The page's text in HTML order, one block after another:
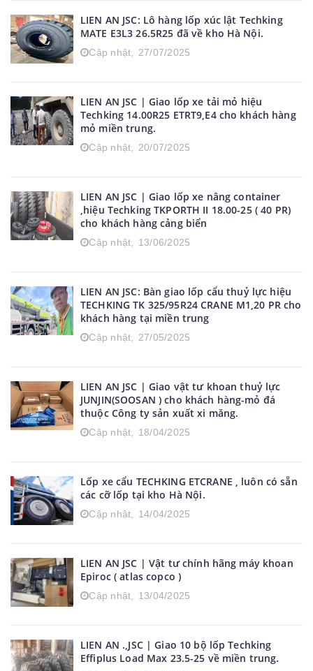
LIEN AN JSC: Lô hàng lốp xúc lật Techking
MATE E3L3 26.5R25 đã về kho Hà Nội.
Cập nhật, 27/07/2025
LIEN AN JSC | Giao lốp xe tải mỏ hiệu
Techking 14.00R25 ETRT9,E4 cho khách hàng
mỏ miền trung.
Cập nhật, 20/07/2025
LIEN AN JSC | Giao lốp xe nâng container
,hiệu Techking TKPORTH II 18.00-25 ( 40 PR)
cho khách hàng cảng biển
Cập nhật, 13/06/2025
LIEN AN JSC: Bàn giao lốp cẩu thuỷ lực hiệu
TECHKING TK 325/95R24 CRANE M1,20 PR cho
khách hàng tại miền trung
Cập nhật, 27/05/2025
LIEN AN JSC | Giao vật tư khoan thuỷ lực
JUNJIN(SOOSAN ) cho khách hàng-mỏ đá
thuộc Công ty sản xuất xi măng.
Cập nhật, 18/04/2025
Lốp xe cẩu TECHKING ETCRANE , luôn có sẵn
các cỡ lốp tại kho Hà Nội.
Cập nhật, 14/04/2025
LIEN AN JSC | Vật tư chính hãng máy khoan
Epiroc ( atlas copco )
Cập nhật, 13/04/2025
LIEN AN .,JSC | Giao 10 bộ lốp Techking
Effiplus Load Max 23.5-25 về miền trung.